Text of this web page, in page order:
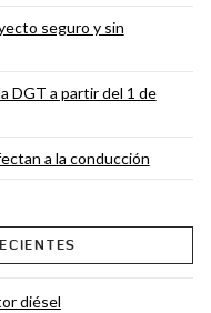
seguro y sin
DGT a partir del 1 de
a la conducción
diésel